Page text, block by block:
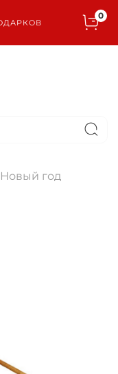
0
Новый год